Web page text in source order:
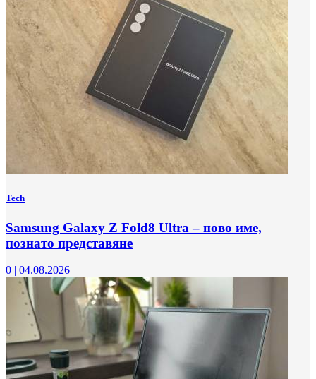
Tech
Samsung Galaxy Z Fold8 Ultra – ново име,
познато представяне
0 | 04.08.2026